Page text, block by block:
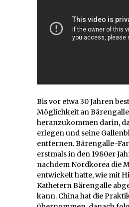
Bis vor etwa 30 Jahren
Möglichkeit an Bärengalle
heranzukommen darin,
erlegen und seine
entfernen. Bärengalle-
erstmals in den 1980er
nachdem Nordkorea die
entwickelt hatte, wie mit
Kathetern Bärengalle
kann. China hat die